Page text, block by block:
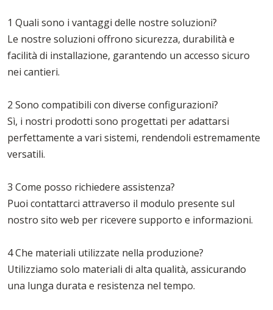
1 Quali sono i vantaggi delle nostre soluzioni?
Le nostre soluzioni offrono sicurezza, durabilità e
facilità di installazione, garantendo un accesso sicuro
nei cantieri.
2 Sono compatibili con diverse configurazioni?
Sì, i nostri prodotti sono progettati per adattarsi
perfettamente a vari sistemi, rendendoli estremamente
versatili.
3 Come posso richiedere assistenza?
Puoi contattarci attraverso il modulo presente sul
nostro sito web per ricevere supporto e informazioni.
4 Che materiali utilizzate nella produzione?
Utilizziamo solo materiali di alta qualità, assicurando
una lunga durata e resistenza nel tempo.